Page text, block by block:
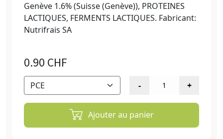
Genève 1.6% (Suisse (Genève)), PROTEINES
LACTIQUES, FERMENTS LACTIQUES. Fabricant:
Nutrifrais SA
0.90 CHF
Ajouter au panier